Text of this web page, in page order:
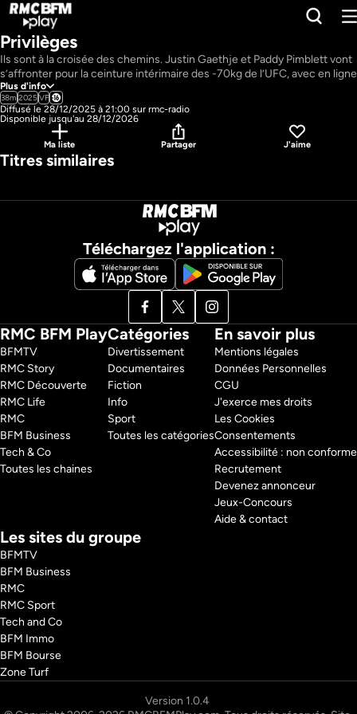
Privilèges
Ils sont à la croisée des chemins. Justin Gaethje et Paddy Pimblett vont
s’affronter pour la ceinture intérimaire des -70kg de l’UFC, avec en ligne
de mire une chance pour le titre incontesté détenu par Ilia Topuria, qui
s’est mis en retrait pour raisons personnelles. Gaethje est déjà une
légende, mais il a échoué deux fois pour le titre suprême, face à Khabib
Nurmagomedov et Charles Oliveira. À 37 ans, c’est la dernière chance
de l’ « action fighter »américain. Face à lui, un showman. Paddy Pimblett
régale les fans à chaque apparition. Invaincue à l'UFC (7-0), la star de
réellement. Un combat décisif pour l’avenir des deux combattants, mais
aussi d’une catégorie qui a longtemps été la plus relevée de
l’organisation. Un choc à ne rater sous aucun prétexte.
Plus d'info
38m2025VF
Diffusé le 28/12/2025 à 21:00 sur rmc-radio
Disponible jusqu'au 28/12/2026
Ma liste Partager J'aime
Titres similaires
Téléchargez l'application :
RMC BFM Play
BFMTV
RMC Story
RMC Découverte
RMC Life
RMC
BFM Business
Tech & Co
Toutes les chaines
Catégories
Divertissement
Documentaires
Fiction
Info
Sport
Toutes les catégories
En savoir plus
Mentions légales
Données Personnelles
CGU
J'exerce mes droits
Les Cookies
Consentements
Accessibilité : non conforme
Recrutement
Devenez annonceur
Jeux-Concours
Aide & contact
Les sites du groupe
BFMTV
BFM Business
RMC
RMC Sport
Tech and Co
BFM Immo
BFM Bourse
Zone Turf